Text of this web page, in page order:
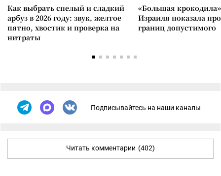
Как выбрать спелый и сладкий
арбуз в 2026 году: звук, желтое
пятно, хвостик и проверка на
нитраты
«Большая
Израиля показала
границ допустимого
Подписывайтесь на наши каналы
Читать комментарии (402)